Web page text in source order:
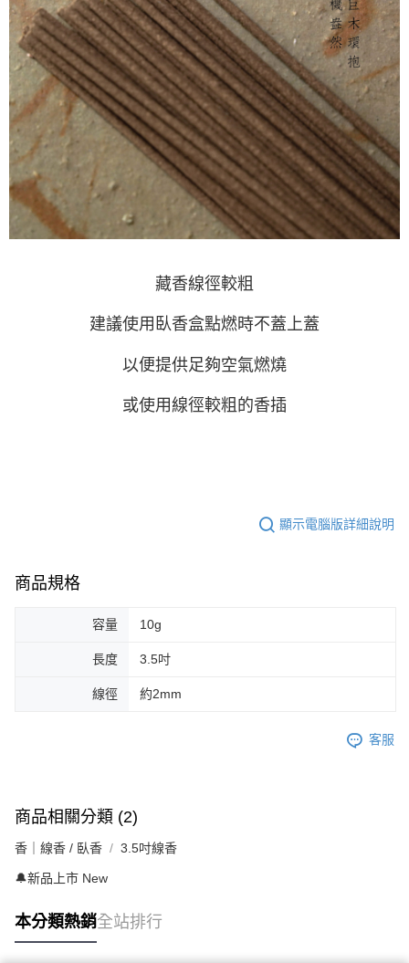
藏香線徑較粗
建議使用臥香盒點燃時不蓋上蓋
以便提供足夠空氣燃燒
或使用線徑較粗的香插
顯示電腦版詳細說明
商品規格
容量 10g
長度 3.5吋
線徑 約2mm
客服
商品相關分類 (2)
香｜線香 / 臥香 3.5吋線香
🔔新品上市 New
本分類熱銷全站排行